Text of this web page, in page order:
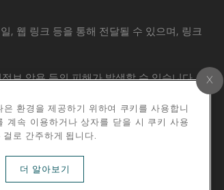
, 웹 링크 등을 통해 전달될 수 있으며, 링크
보 악용 등의 피해가 발생할 수 있습니다.
심스러운 메시지를 받으신 경우, 공식 웹사
다.
은 환경을 제공하기 위하여 쿠키를 사용합니
계속 이용하거나 상자를 닫을 시 쿠키 사용
로 간주하게 됩니다.
더 알아보기